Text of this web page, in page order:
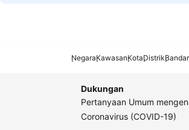
NegaraKawasanKotaDistrik
Dukungan
Pertanyaan Umum
Coronavirus (COVID-19)